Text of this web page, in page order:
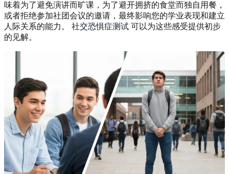
味着为了避免演讲而旷课，为了避开拥挤的食堂而独自用餐，
或者拒绝参加社团会议的邀请，最终影响您的学业表现和建立
人际关系的能力。 社交恐惧症测试 可以为这些感受提供初步
的见解。